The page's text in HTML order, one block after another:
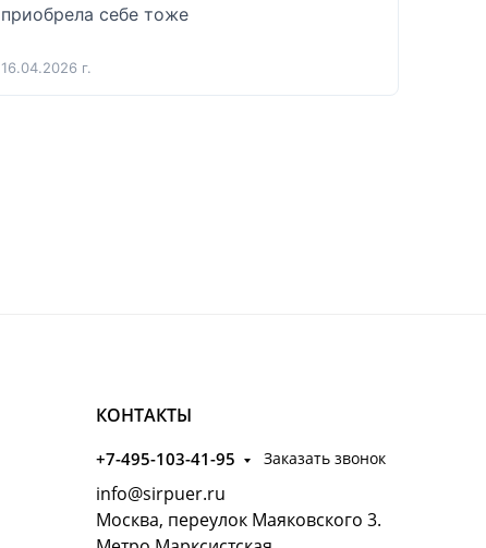
приобрела себе тоже
16.04.2026 г.
КОНТАКТЫ
+7-495-103-41-95 Заказать звонок
info@sirpuer.ru
Москва, переулок Маяковского 3.